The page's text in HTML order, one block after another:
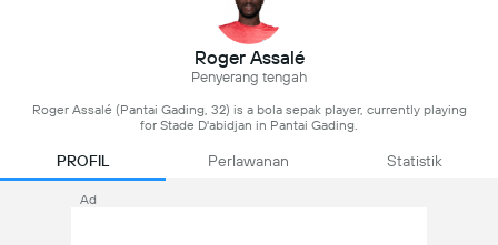
Roger Assalé
Penyerang tengah
Roger Assalé (Pantai Gading, 32) is a bola sepak player, currently playing
for Stade D'abidjan in Pantai Gading.
PROFIL Perlawanan Statistik
Ad